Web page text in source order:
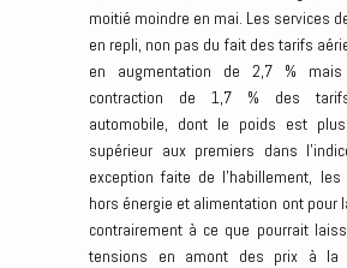
moitié moindre en mai. Les services
en repli, non pas du fait des tarifs
en augmentation de 2,7 %
contraction de 1,7 % des tarifs
automobile, dont le poids est
supérieur aux premiers dans
exception faite de l’habillement,
hors énergie et alimentation ont pour
contrairement à ce que pourrait
tensions en amont des prix à la